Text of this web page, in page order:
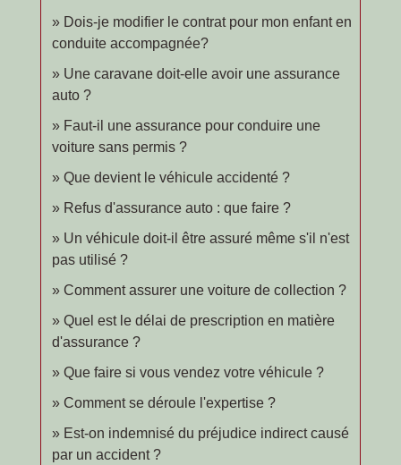
Dois-je modifier le contrat pour mon enfant en
conduite accompagnée?
Une caravane doit-elle avoir une assurance
auto ?
Faut-il une assurance pour conduire une
voiture sans permis ?
Que devient le véhicule accidenté ?
Refus d'assurance auto : que faire ?
Un véhicule doit-il être assuré même s'il n'est
pas utilisé ?
Comment assurer une voiture de collection ?
Quel est le délai de prescription en matière
d'assurance ?
Que faire si vous vendez votre véhicule ?
Comment se déroule l'expertise ?
Est-on indemnisé du préjudice indirect causé
par un accident ?